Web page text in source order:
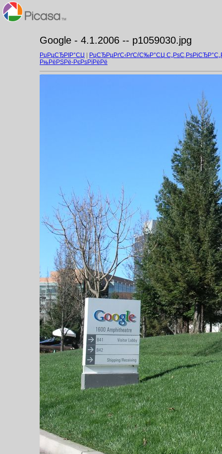
Google - 4.1.2006 -- p1059030.jpg
РџРµСЂРІР°СЏ
РџСЂРµРґС‹РґСѓС‰Р°СЏ
РњРёРЅРё-РєРѕРїРёРё